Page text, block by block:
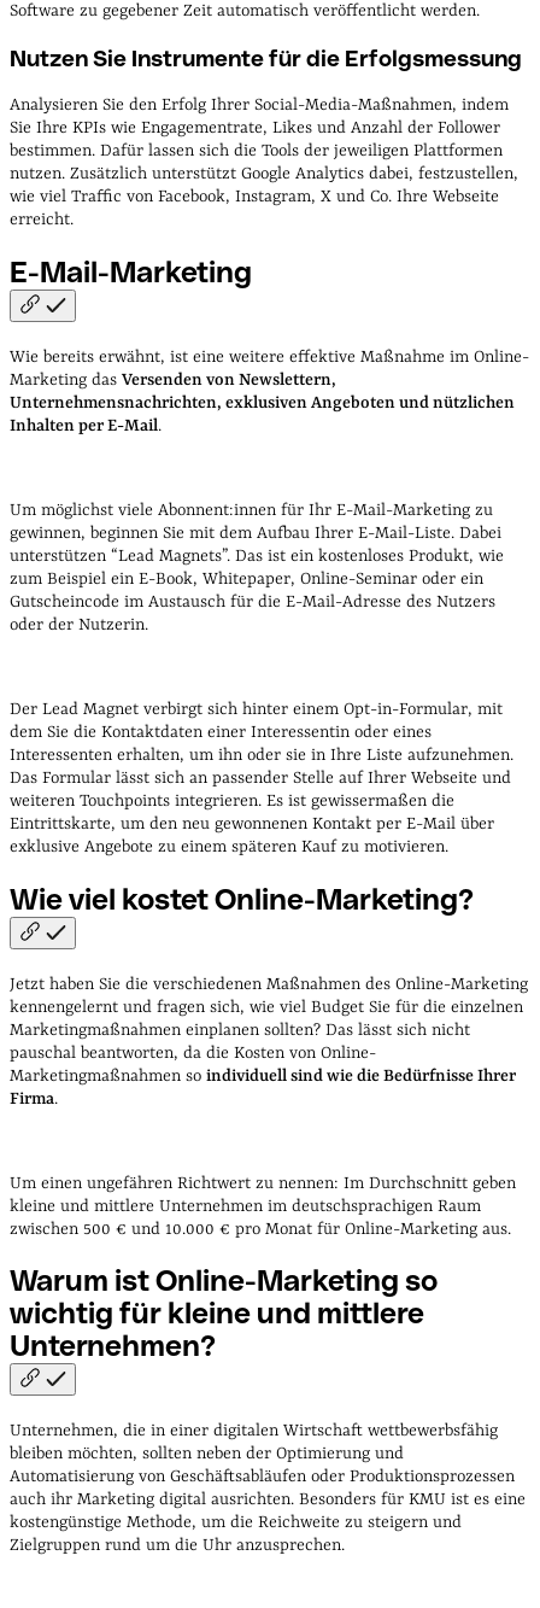
Software zu gegebener Zeit automatisch veröffentlicht werden.
Nutzen Sie Instrumente für die Erfolgsmessung
Analysieren Sie den Erfolg Ihrer Social-Media-Maßnahmen, indem
Sie Ihre KPIs wie Engagementrate, Likes und Anzahl der Follower
bestimmen. Dafür lassen sich die Tools der jeweiligen Plattformen
nutzen. Zusätzlich unterstützt Google Analytics dabei, festzustellen,
wie viel Traffic von Facebook, Instagram, X und Co. Ihre Webseite
erreicht.
E-Mail-Marketing
Wie bereits erwähnt, ist eine weitere effektive Maßnahme im Online-
Marketing das Versenden von Newslettern,
Unternehmensnachrichten, exklusiven Angeboten und nützlichen
Inhalten per E-Mail.
Um möglichst viele Abonnent:innen für Ihr E-Mail-Marketing zu
gewinnen, beginnen Sie mit dem Aufbau Ihrer E-Mail-Liste. Dabei
unterstützen “Lead Magnets”. Das ist ein kostenloses Produkt, wie
zum Beispiel ein E-Book, Whitepaper, Online-Seminar oder ein
Gutscheincode im Austausch für die E-Mail-Adresse des Nutzers
oder der Nutzerin.
Der Lead Magnet verbirgt sich hinter einem Opt-in-Formular, mit
dem Sie die Kontaktdaten einer Interessentin oder eines
Interessenten erhalten, um ihn oder sie in Ihre Liste aufzunehmen.
Das Formular lässt sich an passender Stelle auf Ihrer Webseite und
weiteren Touchpoints integrieren. Es ist gewissermaßen die
Eintrittskarte, um den neu gewonnenen Kontakt per E-Mail über
exklusive Angebote zu einem späteren Kauf zu motivieren.
Wie viel kostetOnline-Marketing?
Jetzt haben Sie die verschiedenen Maßnahmen des Online-Marketing
kennengelernt und fragen sich, wie viel Budget Sie für die einzelnen
Marketingmaßnahmen einplanen sollten? Das lässt sich nicht
pauschal beantworten, da die Kosten von Online-
Marketingmaßnahmen so individuell sind wie die Bedürfnisse Ihrer
Firma.
Um einen ungefähren Richtwert zu nennen: Im Durchschnitt geben
kleine und mittlere Unternehmen im deutschsprachigen Raum
zwischen 500 € und 10.000 € pro Monat für Online-Marketing aus.
Warum ist Online-Marketing so
wichtig für kleine und mittlere
Unternehmen?
Unternehmen, die in einer digitalen Wirtschaft wettbewerbsfähig
bleiben möchten, sollten neben der Optimierung und
Automatisierung von Geschäftsabläufen oder Produktionsprozessen
auch ihr Marketing digital ausrichten. Besonders für KMU ist es eine
kostengünstige Methode, um die Reichweite zu steigern und
Zielgruppen rund um die Uhr anzusprechen.